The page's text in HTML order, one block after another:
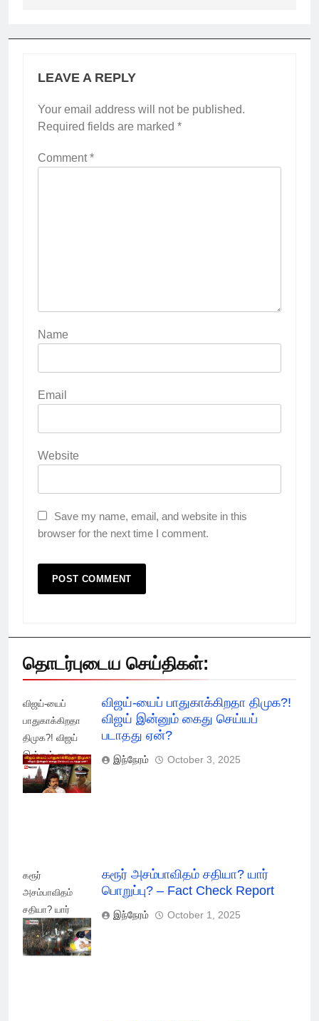
LEAVE A REPLY
Your email address will not be published.
Required fields are marked *
Comment*
Name
Email
Website
Save my name, email, and website in this
browser for the next time I comment.
தொடர்புடைய செய்திகள்:
விஜய்-யைப்
பாதுகாக்கிறதா
திமுக?! விஜய்
இன்னும் கைது
செய்யப் படாதது
ஏன்?
விஜய்-யைப் பாதுகாக்கிறதா திமுக?!
விஜய் இன்னும் கைது செய்யப்
படாதது ஏன்?
இந்நேரம் October 3, 2025
கரூர்
அசம்பாவிதம்
சதியா? யார்
பொறுப்பு? - Fact
Check Report
கரூர் அசம்பாவிதம் சதியா? யார்
பொறுப்பு? – Fact Check Report
இந்நேரம் October 1, 2025